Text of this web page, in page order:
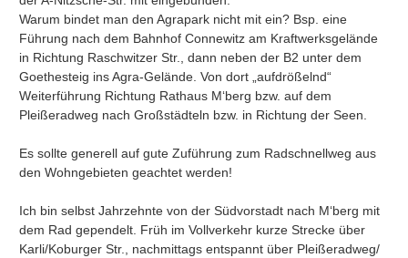
Warum bindet man den Agrapark nicht mit ein? Bsp. eine
Führung nach dem Bahnhof Connewitz am Kraftwerksgelände
in Richtung Raschwitzer Str., dann neben der B2 unter dem
Goethesteig ins Agra-Gelände. Von dort „aufdrößelnd“
Weiterführung Richtung Rathaus M‘berg bzw. auf dem
Pleißeradweg nach Großstädteln bzw. in Richtung der Seen.
Es sollte generell auf gute Zuführung zum Radschnellweg aus
den Wohngebieten geachtet werden!
Ich bin selbst Jahrzehnte von der Südvorstadt nach M‘berg mit
dem Rad gependelt. Früh im Vollverkehr kurze Strecke über
Karli/Koburger Str., nachmittags entspannt über Pleißeradweg/